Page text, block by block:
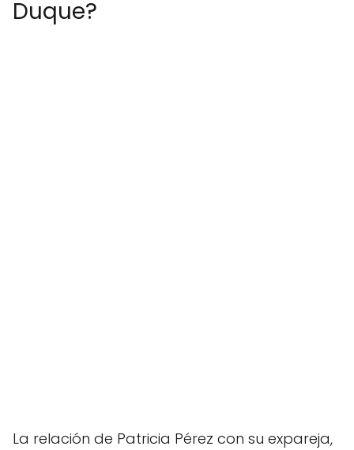
Duque?
La relación de Patricia Pérez con su expareja,